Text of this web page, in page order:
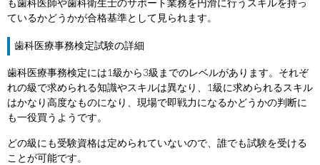
も歯科医師や歯科衛生士のサポート業務を円滑に行うスキルを持っ
ているかどうかが合格基準として見られます。
歯科医療事務検定試験の詳細
歯科医療事務検定には1級から3級までのレベルがあります。それぞ
れの級で求められる知識やスキルは異なり、1級に求められるスキル
はかなり高度なものになり、現場で即戦力になるかどうかの判断に
も一役買うようです。
どの級にも受験資格は定められていないので、誰でも試験を受ける
ことが可能です。